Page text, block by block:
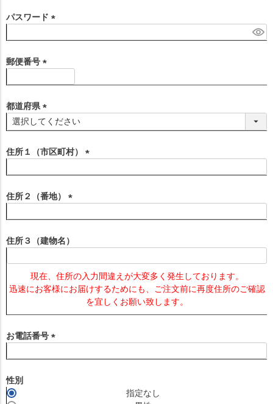
)
パスワード
)
郵便番号
須
)
都道府県
(
須
)
住所１（市区町村）
)
住所２（番地）
須
)
住所３（建物名）
現在、住所の入力間違えが大変多く発生しております。
迅速にお客様にお届けするためにも、ご注文前に再度住所のご確認
を宜しくお願い致します。
お電話番号
性別
指定なし